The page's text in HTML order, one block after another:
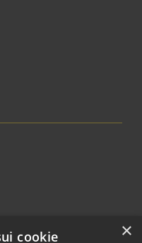
×
cookie